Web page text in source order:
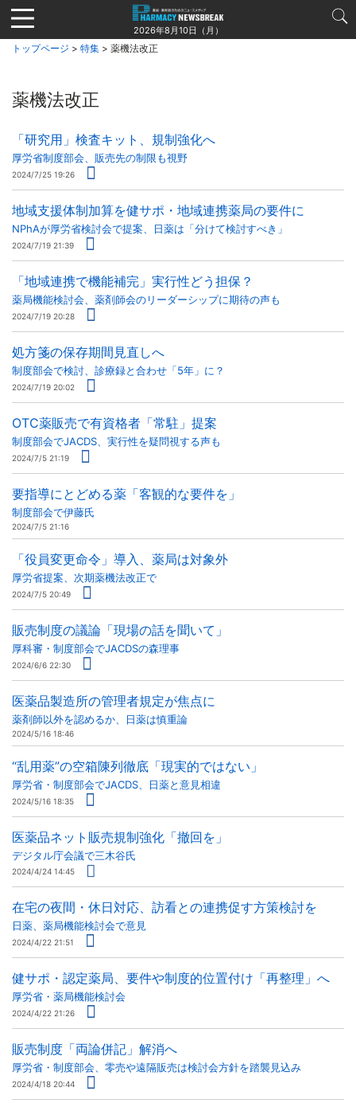
Jump
to
navigation
2026年8月10日（月）
トップページ > 特集 > 薬機法改正
薬機法改正
「研究用」検査キット、規制強化へ
厚労省制度部会、販売先の制限も視野
2024/7/25 19:26
地域支援体制加算を健サポ・地域連携薬局の要件に
NPhAが厚労省検討会で提案、日薬は「分けて検討すべき」
2024/7/19 21:39
「地域連携で機能補完」実行性どう担保？
薬局機能検討会、薬剤師会のリーダーシップに期待の声も
2024/7/19 20:28
処方箋の保存期間見直しへ
制度部会で検討、診療録と合わせ「5年」に？
2024/7/19 20:02
OTC薬販売で有資格者「常駐」提案
制度部会でJACDS、実行性を疑問視する声も
2024/7/5 21:19
要指導にとどめる薬「客観的な要件を」
制度部会で伊藤氏
2024/7/5 21:16
「役員変更命令」導入、薬局は対象外
厚労省提案、次期薬機法改正で
2024/7/5 20:49
販売制度の議論「現場の話を聞いて」
厚科審・制度部会でJACDSの森理事
2024/6/6 22:30
医薬品製造所の管理者規定が焦点に
薬剤師以外を認めるか、日薬は慎重論
2024/5/16 18:46
“乱用薬”の空箱陳列徹底「現実的ではない」
厚労省・制度部会でJACDS、日薬と意見相違
2024/5/16 18:35
医薬品ネット販売規制強化「撤回を」
デジタル庁会議で三木谷氏
2024/4/24 14:45
在宅の夜間・休日対応、訪看との連携促す方策検討を
日薬、薬局機能検討会で意見
2024/4/22 21:51
健サポ・認定薬局、要件や制度的位置付け「再整理」へ
厚労省・薬局機能検討会
2024/4/22 21:26
販売制度「両論併記」解消へ
厚労省・制度部会、零売や遠隔販売は検討会方針を踏襲見込み
2024/4/18 20:44